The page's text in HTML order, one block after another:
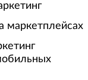
маркетплейсах